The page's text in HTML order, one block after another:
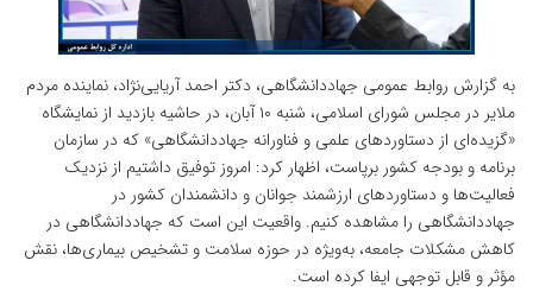
به گزارش روابط‌ عمومی جهاددانشگاهی، دکتر احمد آریایی‌نژاد، نماینده مردم
ملایر در مجلس شورای اسلامی، شنبه ۱۰ آبان، در حاشیه بازدید از نمایشگاه
«گزیده‌ای از دستاوردهای علمی و فناورانه جهاددانشگاهی» که در سازمان
برنامه و بودجه کشور برپاست، اظهار کرد: امروز توفیق داشتیم از نزدیک
فعالیت‌ها و دستاوردهای ارزشمند جوانان و دانشمندان کشور در
جهاددانشگاهی را مشاهده کنیم. واقعیت این است که جهاددانشگاهی در
کاهش مشکلات جامعه، به‌ویژه در حوزه سلامت و تشخیص بیماری‌ها، نقش
مؤثر و قابل توجهی ایفا کرده است.